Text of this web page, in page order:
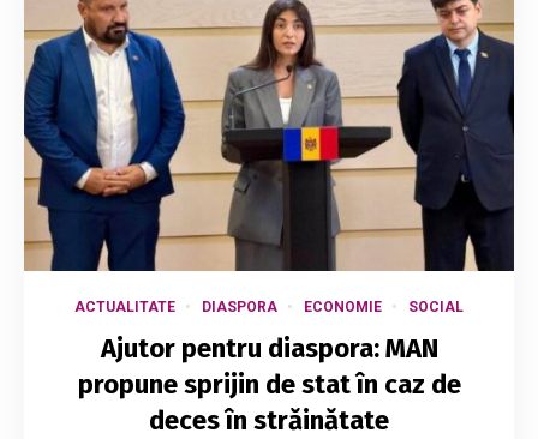
ACTUALITATE DIASPORA ECONOMIE SOCIAL
Ajutor pentru diaspora: MAN
propune sprijin de stat în caz de
deces în străinătate